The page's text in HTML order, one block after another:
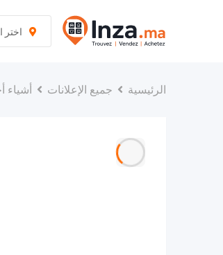
اختر
الرئيسية جميع الإعلانات أشياء